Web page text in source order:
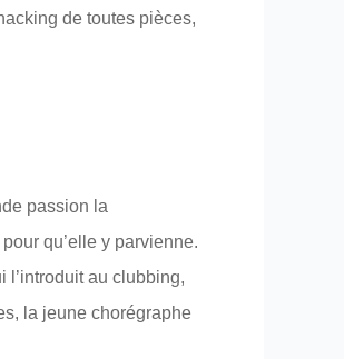
de toutes pièces,
passion la
qu’elle y parvienne.
l’introduit au clubbing,
la jeune chorégraphe